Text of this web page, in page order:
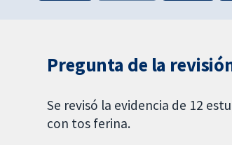
Pregunta de la
Se revisó la evidencia de 12
con tos ferina.